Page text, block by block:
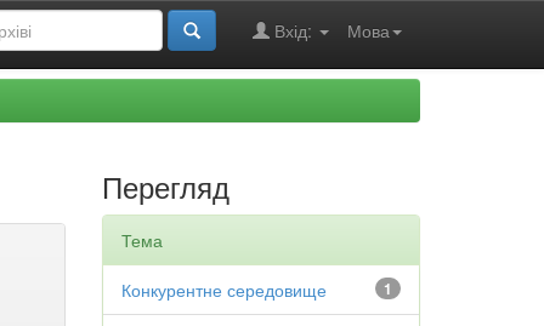
Мова
Вхід:
Перегляд
Тема
1
Конкурентне середовище